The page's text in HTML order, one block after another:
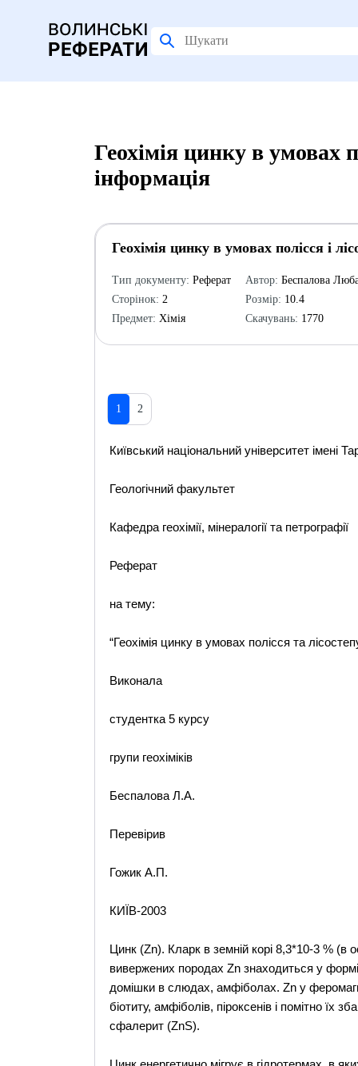
Геохімія цинку в умовах
інформація
Геохімія цинку в умовах полісся і
Тип документу: Реферат
Сторінок: 2
Предмет: Хімія
Автор: Беспалова
Розмір: 10.4
Скачувань: 1770
1 2
Київський національний університет імені
Геологічний факультет
Кафедра геохімії, мінералогії та петрографії
Реферат
на тему:
“Геохімія цинку в умовах полісся та
Виконала
студентка 5 курсу
групи геохіміків
Беспалова Л.А.
Перевірив
Гожик А.П.
КИЇВ-2003
Цинк (Zn). Кларк в земній корі 8,3*10-3 %
вивержених породах Zn знаходиться у формі
домішки в слюдах, амфіболах. Zn у
біотиту, амфіболів, піроксенів і помітно їх
сфалерит (ZnS).